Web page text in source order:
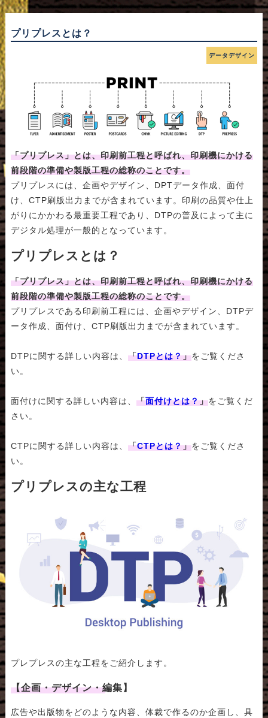
プリプレスとは？
データデザイン
「プリプレス」とは、印刷前工程と呼ばれ、印刷機にかける
前段階の準備や製版工程の総称のことです。
プリプレスには、企画やデザイン、DPTデータ作成、面付
け、CTP刷版出力までが含まれています。印刷の品質や仕上
がりにかかわる最重要工程であり、DTPの普及によって主に
デジタル処理が一般的となっています。
プリプレスとは？
「プリプレス」とは、印刷前工程と呼ばれ、印刷機にかける
前段階の準備や製版工程の総称のことです。
プリプレスである印刷前工程には、企画やデザイン、DTPデ
ータ作成、面付け、CTP刷版出力までが含まれています。
DTPに関する詳しい内容は、 「DTPとは？」をご覧くださ
い。
面付けに関する詳しい内容は、 「面付けとは？」をご覧くだ
さい。
CTPに関する詳しい内容は、 「CTPとは？」をご覧くださ
い。
プリプレスの主な工程
プレプレスの主な工程をご紹介します。
【企画・デザイン・編集】
広告や出版物をどのような内容、体裁で作るのか企画し、具